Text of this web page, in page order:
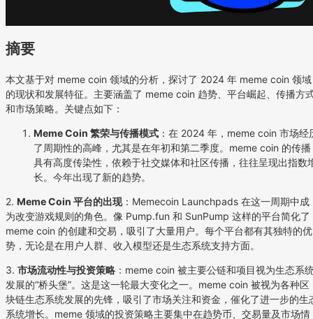
摘要
本文基于对 meme coin 领域的分析，探讨了 2024 年 meme coin 领域
的现状和发展特征。主要涵盖了 meme coin 趋势、平台崛起、传播方
和市场策略。关键点如下：
Meme Coin 繁荣与传播模式 ：在 2024 年，meme coin 市场经
了周期性的高峰，尤其是在年初和第二季度。meme coin 的传播
具有高度传染性，依赖于社交媒体和社区传播，往往呈现出指数
长。今年出现了新的趋势。
2. Meme Coin 平台的出现：Memecoin Launchpads 在这一周期中成
为改变游戏规则的角色。像 Pump.fun 和 SunPump 这样的平台简化了
meme coin 的创建和交易，吸引了大量用户。每个平台都有其独特的优
势，无论是在用户人群、收入模型还是生态系统支持方面。
3. 市场流动性与投资策略 ：meme coin 被主要公链和项目视为生态系
发展的“桥头堡”。这是这一轮最大变化之一。meme coin 被视为各种区
块链生态系统发展的先锋，吸引了市场关注和资金，催化了进一步的生
系统增长。meme 领域的投资策略主要集中在趋势币、交易量及市场情